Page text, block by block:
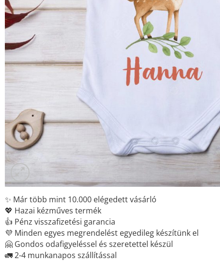
✨ Már több mint 10.000 elégedett vásárló
💖 Hazai kézműves termék
👍 Pénz visszafizetési garancia
💜 Minden egyes megrendelést egyedileg készítünk el
🤗 Gondos odafigyeléssel és szeretettel készül
🚛 2-4 munkanapos szállítással